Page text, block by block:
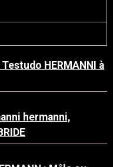
HERMANNI à
hermanni,